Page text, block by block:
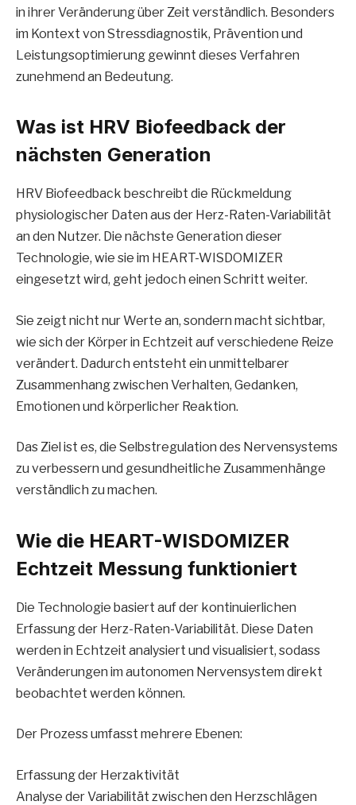
in ihrer Veränderung über Zeit verständlich. Besonders
im Kontext von Stressdiagnostik, Prävention und
Leistungsoptimierung gewinnt dieses Verfahren
zunehmend an Bedeutung.
Was ist HRV Biofeedback der
nächsten Generation
HRV Biofeedback beschreibt die Rückmeldung
physiologischer Daten aus der Herz-Raten-Variabilität
an den Nutzer. Die nächste Generation dieser
Technologie, wie sie im HEART-WISDOMIZER
eingesetzt wird, geht jedoch einen Schritt weiter.
Sie zeigt nicht nur Werte an, sondern macht sichtbar,
wie sich der Körper in Echtzeit auf verschiedene Reize
verändert. Dadurch entsteht ein unmittelbarer
Zusammenhang zwischen Verhalten, Gedanken,
Emotionen und körperlicher Reaktion.
Das Ziel ist es, die Selbstregulation des Nervensystems
zu verbessern und gesundheitliche Zusammenhänge
verständlich zu machen.
Wie die HEART-WISDOMIZER
Echtzeit Messung funktioniert
Die Technologie basiert auf der kontinuierlichen
Erfassung der Herz-Raten-Variabilität. Diese Daten
werden in Echtzeit analysiert und visualisiert, sodass
Veränderungen im autonomen Nervensystem direkt
beobachtet werden können.
Der Prozess umfasst mehrere Ebenen:
Erfassung der Herzaktivität
Analyse der Variabilität zwischen den Herzschlägen